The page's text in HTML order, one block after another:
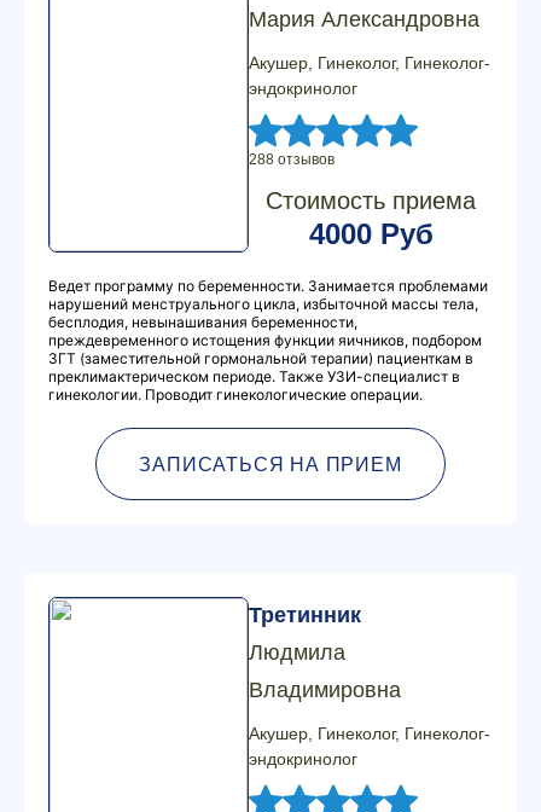
Мария Александровна
Акушер, Гинеколог, Гинеколог-
эндокринолог
288 отзывов
Стоимость приема
4000 Руб
Ведет программу по беременности. Занимается проблемами
нарушений менструального цикла, избыточной массы тела,
бесплодия, невынашивания беременности,
преждевременного истощения функции яичников, подбором
ЗГТ (заместительной гормональной терапии) пациенткам в
преклимактерическом периоде. Также УЗИ-специалист в
гинекологии. Проводит гинекологические операции.
ЗАПИСАТЬСЯ НА ПРИЕМ
Третинник
Людмила
Владимировна
Акушер, Гинеколог, Гинеколог-
эндокринолог